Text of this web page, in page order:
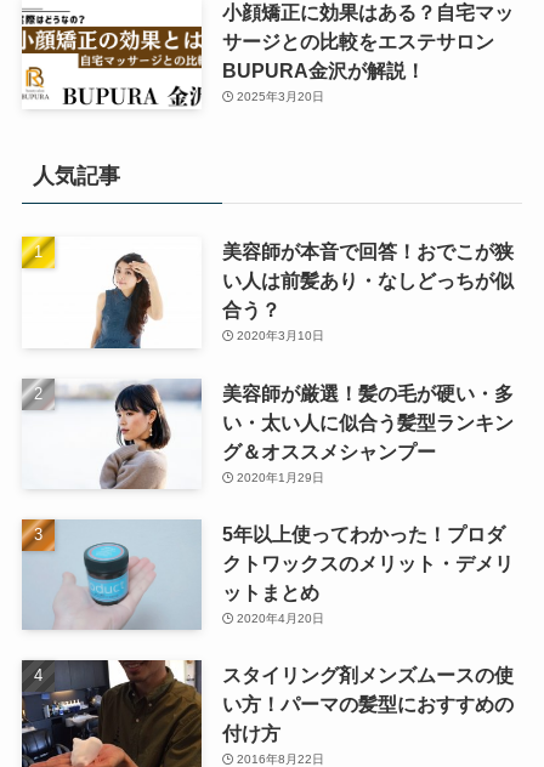
小顔矯正に効果はある？自宅マッ
サージとの比較をエステサロン
BUPURA金沢が解説！
2025年3月20日
人気記事
美容師が本音で回答！おでこが狭
い人は前髪あり・なしどっちが似
合う？
2020年3月10日
美容師が厳選！髪の毛が硬い・多
い・太い人に似合う髪型ランキン
グ＆オススメシャンプー
2020年1月29日
5年以上使ってわかった！プロダ
クトワックスのメリット・デメリ
ットまとめ
2020年4月20日
スタイリング剤メンズムースの使
い方！パーマの髪型におすすめの
付け方
2016年8月22日